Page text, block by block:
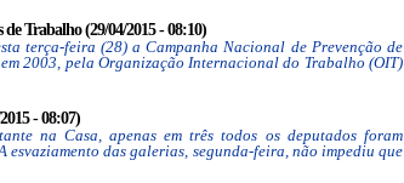
Trabalho (29/04/2015 - 08:10)
terça-feira (28) a Campanha Nacional de Prevenção de
2003, pela Organização Internacional do Trabalho (OIT)
- 08:07)
na Casa, apenas em três todos os deputados foram
das galerias, segunda-feira, não impediu que